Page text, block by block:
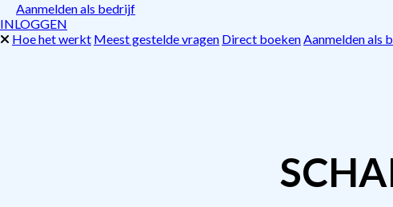
Aanmelden als bedrijf
INLOGGEN
Hoe het werkt Meest gestelde vragen Direct boekenAanmelden als